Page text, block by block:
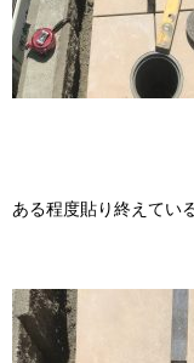
ある程度貼り終えてい